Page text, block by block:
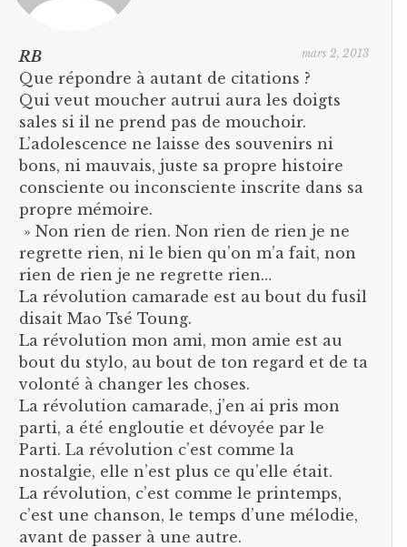
RB mars 2, 2013
Que répondre à autant de citations ?
Qui veut moucher autrui aura les doigts
sales si il ne prend pas de mouchoir.
L’adolescence ne laisse des souvenirs ni
bons, ni mauvais, juste sa propre histoire
consciente ou inconsciente inscrite dans sa
propre mémoire.
» Non rien de rien. Non rien de rien je ne
regrette rien, ni le bien qu’on m’a fait, non
rien de rien je ne regrette rien…
La révolution camarade est au bout du fusil
disait Mao Tsé Toung.
La révolution mon ami, mon amie est au
bout du stylo, au bout de ton regard et de ta
volonté à changer les choses.
La révolution camarade, j’en ai pris mon
parti, a été engloutie et dévoyée par le
Parti. La révolution c’est comme la
nostalgie, elle n’est plus ce qu’elle était.
La révolution, c’est comme le printemps,
c’est une chanson, le temps d’une mélodie,
avant de passer à une autre.